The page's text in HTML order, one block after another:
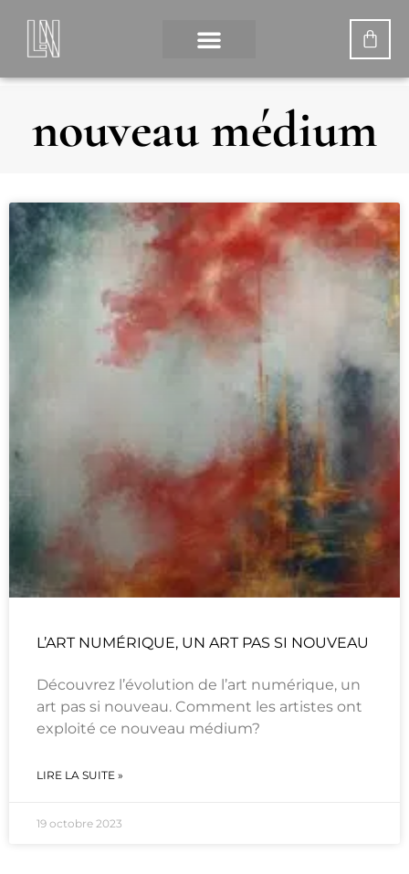
nouveau médium
L’ART NUMÉRIQUE, UN ART PAS SI NOUVEAU
Découvrez l’évolution de l’art numérique, un
art pas si nouveau. Comment les artistes ont
exploité ce nouveau médium?
LIRE LA SUITE »
19 octobre 2023